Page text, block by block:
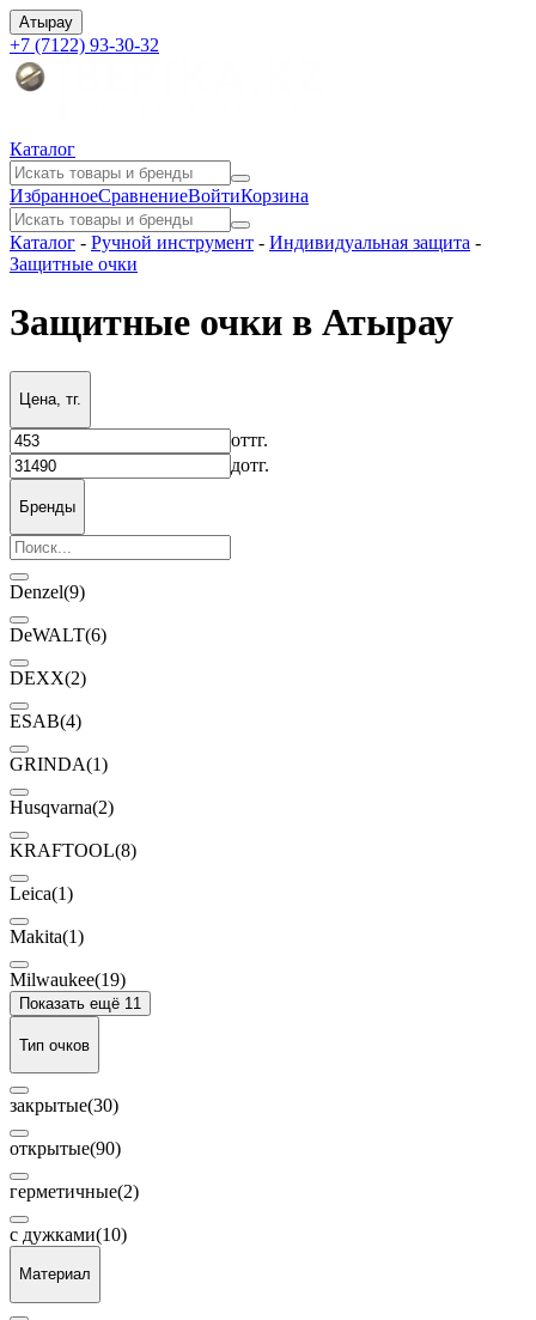
Атырау
+7 (7122) 93-30-32
Каталог
ИзбранноеСравнениеВойтиКорзина
Каталог - Ручной инструмент - Индивидуальная защита -
Защитные очки
Защитные очки в Атырау
Цена, тг.
оттг.
дотг.
Бренды
Denzel(9)
DeWALT(6)
DEXX(2)
ESAB(4)
GRINDA(1)
Husqvarna(2)
KRAFTOOL(8)
Leica(1)
Makita(1)
Milwaukee(19)
Показать ещё 11
Тип очков
закрытые(30)
открытые(90)
герметичные(2)
с дужками(10)
Материал